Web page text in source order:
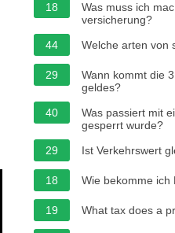
18
Was muss ich
versicherung?
44
Welche arten von
29
Wann kommt die
geldes?
40
Was passiert mit
gesperrt wurde?
29
Ist Verkehrswert
18 Wie bekomme ich
19 What tax does a